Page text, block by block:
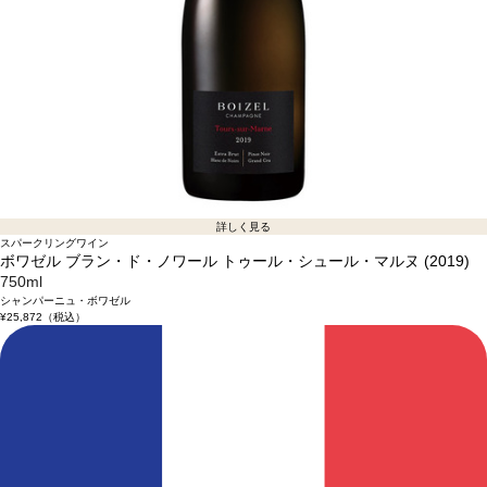
詳しく見る
スパークリングワイン
ボワゼル ブラン・ド・ノワール トゥール・シュール・マルヌ (2019)
750ml
シャンパーニュ・ボワゼル
¥25,872 （税込）